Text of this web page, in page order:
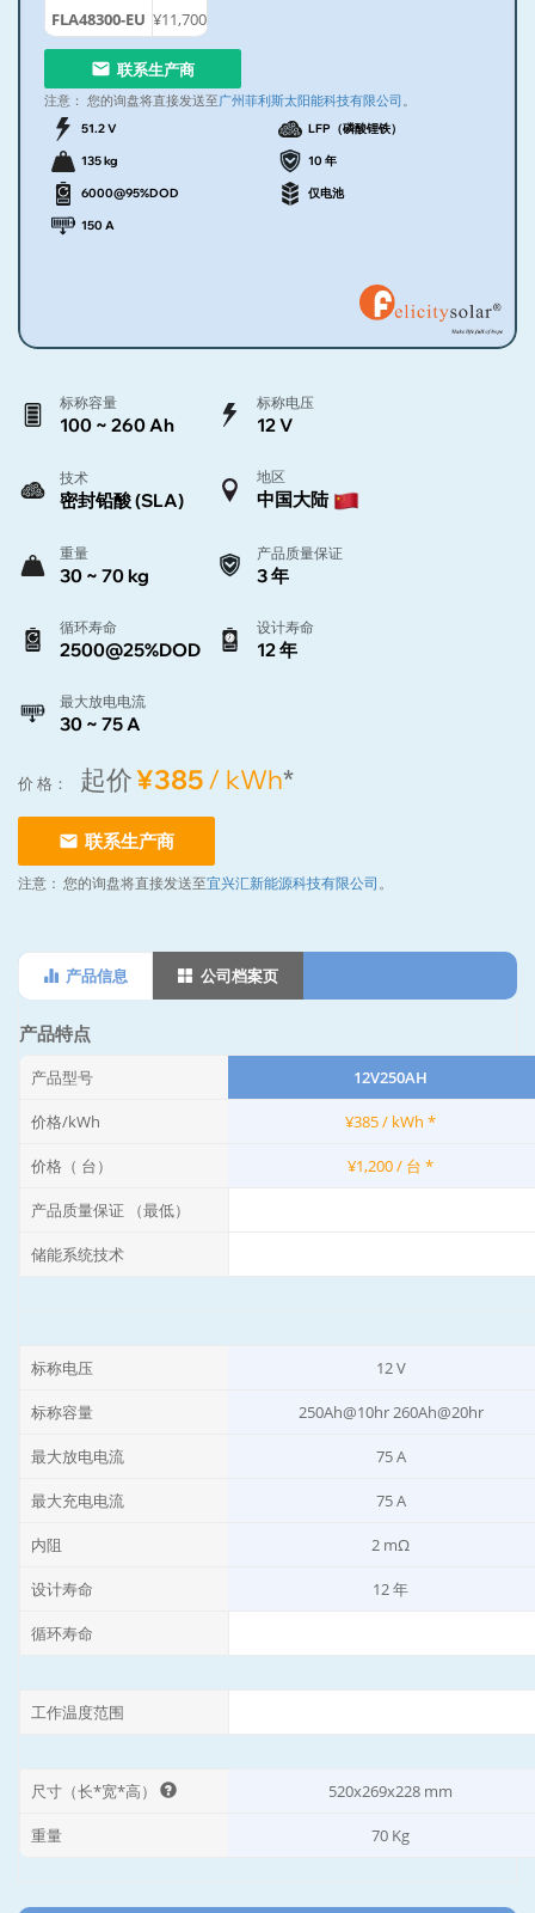
FLA48300-EU ¥11,700
联系生产商
注意： 您的询盘将直接发送至广州菲利斯太阳能科技有限公司 。
51.2 V LFP（磷酸锂铁）
135 kg 10 年
6000@95%DOD 仅电池
150 A
标称容量
100 ~ 260 Ah
标称电压
12 V
技术
密封铅酸 (SLA)
地区
中国大陆
重量
30 ~ 70 kg
产品质量保证
3 年
循环寿命
2500@25%DOD
设计寿命
12 年
最大放电电流
30 ~ 75 A
价 格： 起价¥385/ kWh*
联系生产商
注意： 您的询盘将直接发送至宜兴汇新能源科技有限公司 。
产品信息 公司档案页
产品特点
产品型号 12V250AH
价格/kWh ¥385 / kWh *
价格（ 台） ¥1,200 / 台 *
产品质量保证 （最低）
储能系统技术
标称电压 12 V
标称容量 250Ah@10hr 260Ah@20hr
最大放电电流 75 A
最大充电电流 75 A
内阻 2 mΩ
设计寿命 12 年
循环寿命
工作温度范围
尺寸（长*宽*高） 520x269x228 mm
重量 70 Kg